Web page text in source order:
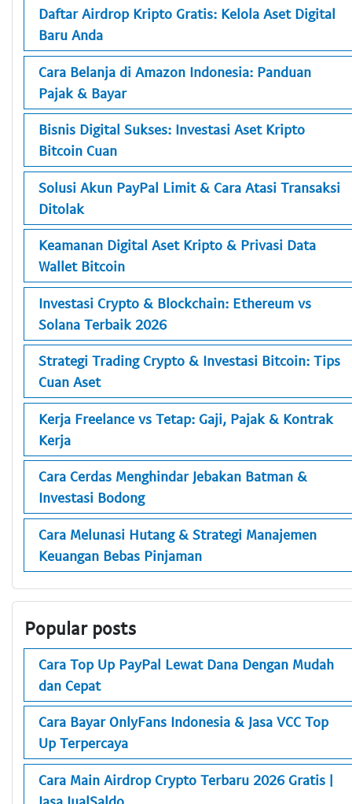
Daftar Airdrop Kripto Gratis: Kelola Aset Digital
Baru Anda
Cara Belanja di Amazon Indonesia: Panduan
Pajak & Bayar
Bisnis Digital Sukses: Investasi Aset Kripto
Bitcoin Cuan
Solusi Akun PayPal Limit & Cara Atasi Transaksi
Ditolak
Keamanan Digital Aset Kripto & Privasi Data
Wallet Bitcoin
Investasi Crypto & Blockchain: Ethereum vs
Solana Terbaik 2026
Strategi Trading Crypto & Investasi Bitcoin: Tips
Cuan Aset
Kerja Freelance vs Tetap: Gaji, Pajak & Kontrak
Kerja
Cara Cerdas Menghindar Jebakan Batman &
Investasi Bodong
Cara Melunasi Hutang & Strategi Manajemen
Keuangan Bebas Pinjaman
Popular posts
Cara Top Up PayPal Lewat Dana Dengan Mudah
dan Cepat
Cara Bayar OnlyFans Indonesia & Jasa VCC Top
Up Terpercaya
Cara Main Airdrop Crypto Terbaru 2026 Gratis |